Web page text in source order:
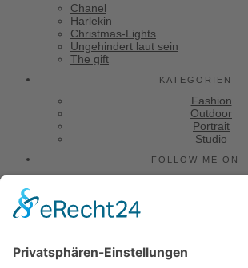
Chanel
Harlekin
Christmas-Lights
Ungehindert laut sein
The gift
KATEGORIEN
Fashion
Outdoor
Portrait
Studio
FOLLOW ME ON